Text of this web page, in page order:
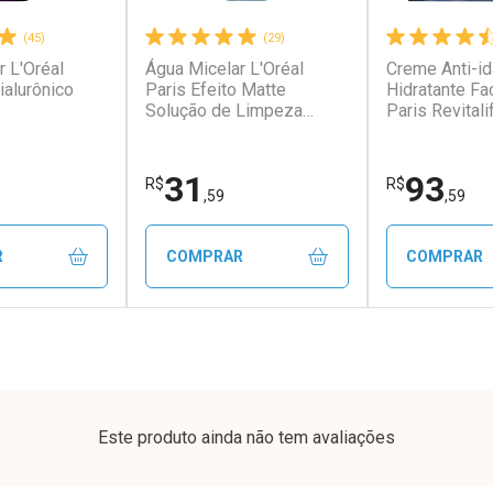
Ativar Desconto Ativar
(45)
L'Oréal
(29)
Água Micelar L'Oréal
Paris Efeito Matte
Solução de Limpeza
R$31,59
COMPRAR
Creme Anti-
Hidratante
Paris
R$93,59
COMPRAR
Este produto ainda não tem avaliações